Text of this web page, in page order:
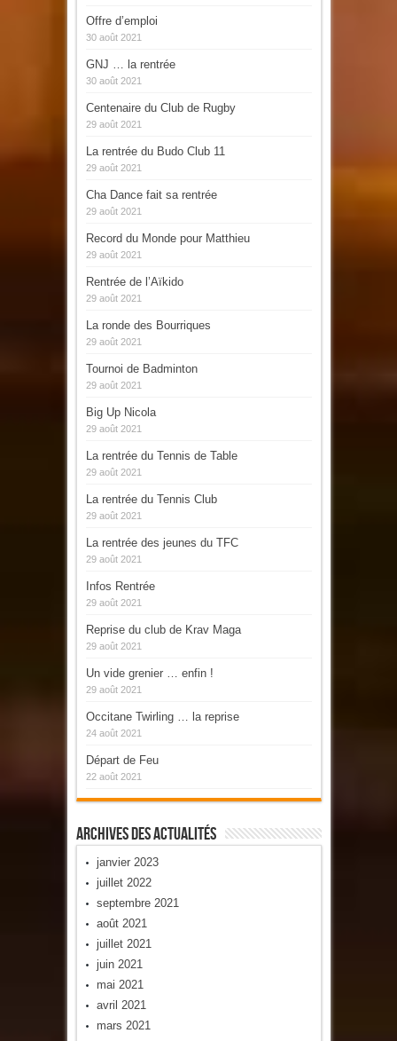
Offre d’emploi
30 août 2021
GNJ … la rentrée
30 août 2021
Centenaire du Club de Rugby
29 août 2021
La rentrée du Budo Club 11
29 août 2021
Cha Dance fait sa rentrée
29 août 2021
Record du Monde pour Matthieu
29 août 2021
Rentrée de l’Aïkido
29 août 2021
La ronde des Bourriques
29 août 2021
Tournoi de Badminton
29 août 2021
Big Up Nicola
29 août 2021
La rentrée du Tennis de Table
29 août 2021
La rentrée du Tennis Club
29 août 2021
La rentrée des jeunes du TFC
29 août 2021
Infos Rentrée
29 août 2021
Reprise du club de Krav Maga
29 août 2021
Un vide grenier … enfin !
29 août 2021
Occitane Twirling … la reprise
24 août 2021
Départ de Feu
22 août 2021
Archives Des Actualités
janvier 2023
juillet 2022
septembre 2021
août 2021
juillet 2021
juin 2021
mai 2021
avril 2021
mars 2021